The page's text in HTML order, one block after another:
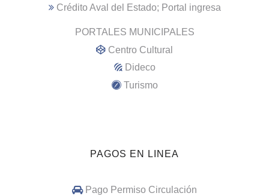
Crédito Aval del Estado; Portal ingresa
PORTALES MUNICIPALES
Centro Cultural
Dideco
Turismo
PAGOS EN LINEA
Pago Permiso Circulación